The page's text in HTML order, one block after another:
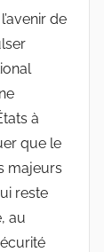
de
à
que le
majeurs
reste
au